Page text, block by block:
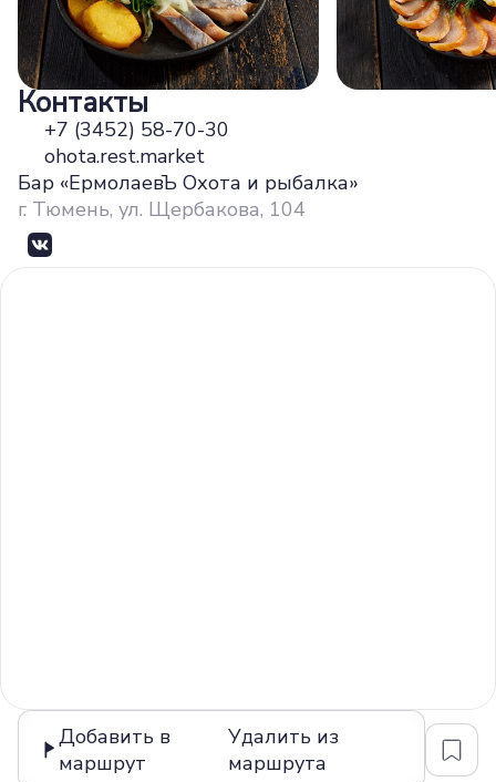
Контакты
+7 (3452) 58-70-30
ohota.rest.market
Бар «ЕрмолаевЪ Охота и рыбалка»
г. Тюмень, ул. Щербакова, 104
Добавить в
маршрут
Удалить из
маршрута